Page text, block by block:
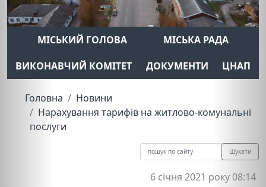
МІСЬКИЙ ГОЛОВА
МІСЬКА РАДА
ВИКОНАВЧИЙ КОМІТЕТ
ДОКУМЕНТИ ЦНАП
Головна
Новини
Нарахування тарифів на житлово-комунальні
послуги
Шукати
6 січня 2021 року 08:14